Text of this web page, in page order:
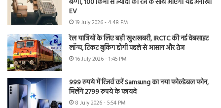
EV
19 July 2026 - 4:48 PM
रेल यात्रियों के लिए बड़ी खुशखबरी, IRCTC की नई वेबसाइट
लॉन्च, टिकट बुकिंग होगी पहले से आसान और तेज
16 July 2026 - 1:45 PM
999 रुपये में रिजर्व करें Samsung का नया फोल्डेबल फोन,
मिलेंगे 2799 रुपये के फायदे
8 July 2026 - 5:54 PM